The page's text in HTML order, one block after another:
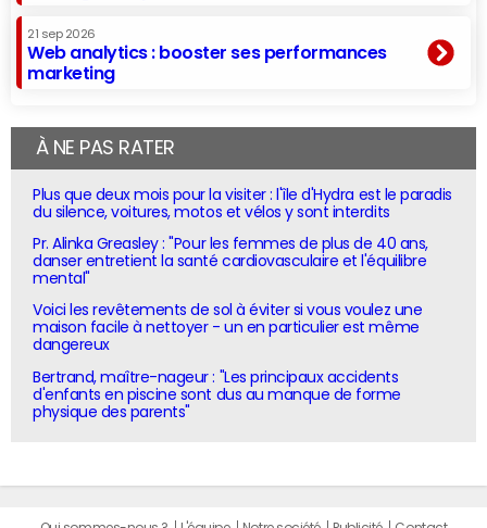
21 sep 2026
Web analytics : booster ses performances
marketing
À NE PAS RATER
Plus que deux mois pour la visiter : l'île d'Hydra est le paradis
du silence, voitures, motos et vélos y sont interdits
Pr. Alinka Greasley : "Pour les femmes de plus de 40 ans,
danser entretient la santé cardiovasculaire et l'équilibre
mental"
Voici les revêtements de sol à éviter si vous voulez une
maison facile à nettoyer - un en particulier est même
dangereux
Bertrand, maître-nageur : "Les principaux accidents
d'enfants en piscine sont dus au manque de forme
physique des parents"